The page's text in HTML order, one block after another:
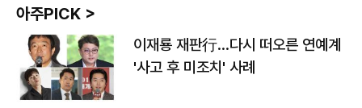
아주PICK >
이재룡 재판行…다시 떠오른 연예계
'사고 후 미조치' 사례